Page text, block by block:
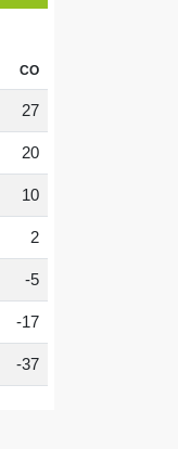
CO
27
20
10
2
-5
-17
-37